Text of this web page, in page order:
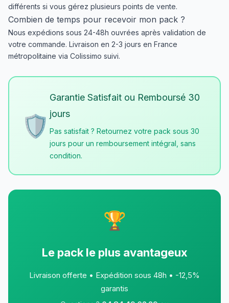
différents si vous gérez plusieurs points de vente.
Combien de temps pour recevoir mon pack ?
Nous expédions sous 24-48h ouvrées après validation de
votre commande. Livraison en 2-3 jours en France
métropolitaine via Colissimo suivi.
🛡️
Garantie Satisfait ou Remboursé 30
jours
Pas satisfait ? Retournez votre pack sous 30
jours pour un remboursement intégral, sans
condition.
🏆
Le pack le plus avantageux
Livraison offerte • Expédition sous 48h • -12,5%
garantis